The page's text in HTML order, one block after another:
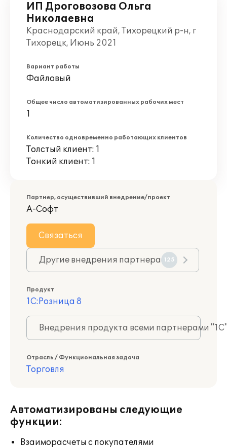
ИП Дроговозова Ольга
Николаевна
Краснодарский край, Тихорецкий р-н, г
Тихорецк, Июнь 2021
Вариант работы
Файловый
Общее число автоматизированных рабочих мест
1
Количество одновременно работающих клиентов
Толстый клиент: 1
Тонкий клиент: 1
Партнер, осуществивший внедрение/проект
А-Софт
Связаться
Другие внедрения партнера 125
Продукт
1С:Розница 8
Внедрения продукта всеми партнерами
Отрасль / Функциональная задача
Торговля
Автоматизированы следующие
функции:
Взаиморасчеты с покупателями